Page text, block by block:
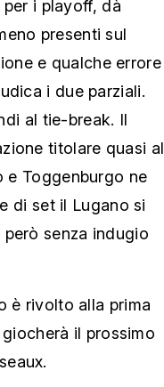
i playoff, dà
presenti sul
e qualche errore
i due parziali.
al tie-break. Il
titolare quasi al
e Toggenburgo ne
di set il Lugano si
senza indugio
è rivolto alla prima
il prossimo